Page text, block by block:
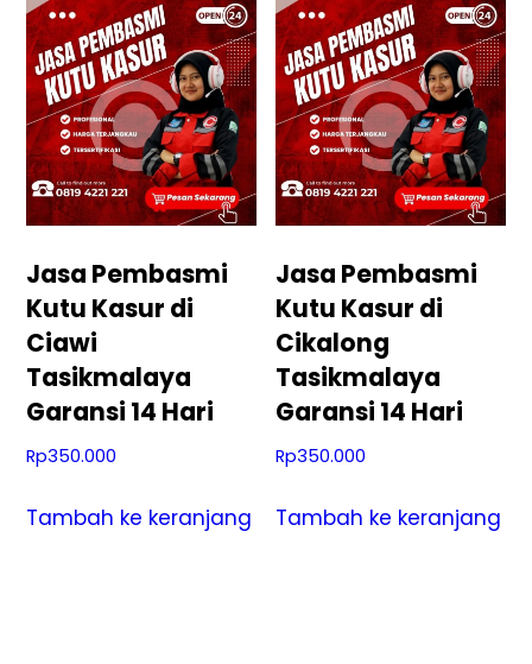
Jasa Pembasmi
Kutu Kasur di
Ciawi
Tasikmalaya
Garansi 14 Hari
Rp350.000
Tambah ke keranjang
Jasa Pembasmi
Kutu Kasur di
Cikalong
Tasikmalaya
Garansi 14 Hari
Rp350.000
Tambah ke keranjang